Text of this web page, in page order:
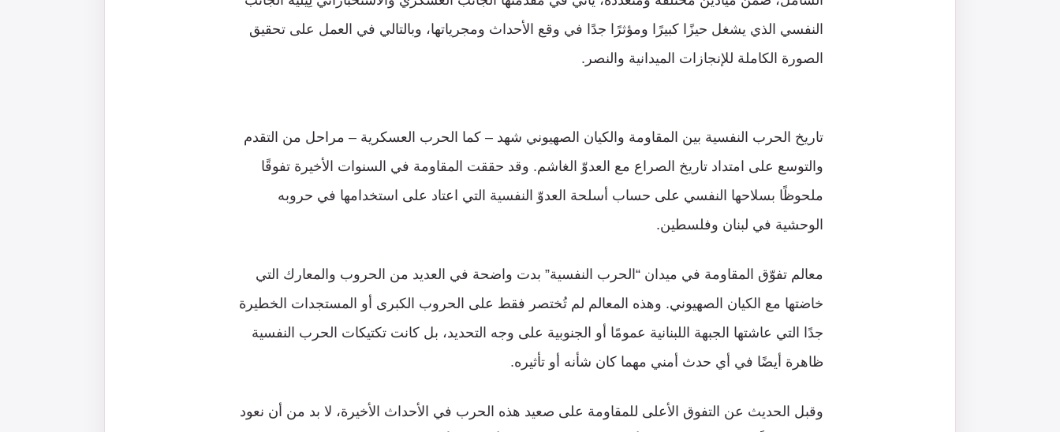
النفسي الذي يشغل حيزًا كبيرًا ومؤثرًا جدًا في وقع الأحداث ومجرياتها، وبالتالي في العمل على تحقيق
الصورة الكاملة للإنجازات الميدانية والنصر.
تاريخ الحرب النفسية بين المقاومة والكيان الصهيوني شهد – كما الحرب العسكرية – مراحل من التقدم
والتوسع على امتداد تاريخ الصراع مع العدوّ الغاشم. وقد حققت المقاومة في السنوات الأخيرة تفوقًا
ملحوظًا بسلاحها النفسي على حساب أسلحة العدوّ النفسية التي اعتاد على استخدامها في حروبه
الوحشية في لبنان وفلسطين.
معالم تفوّق المقاومة في ميدان “الحرب النفسية” بدت واضحة في العديد من الحروب والمعارك التي
خاضتها مع الكيان الصهيوني. وهذه المعالم لم تُختصر فقط على الحروب الكبرى أو المستجدات الخطيرة
جدًا التي عاشتها الجبهة اللبنانية عمومًا أو الجنوبية على وجه التحديد، بل كانت تكتيكات الحرب النفسية
ظاهرة أيضًا في أي حدث أمني مهما كان شأنه أو تأثيره.
وقبل الحديث عن التفوق الأعلى للمقاومة على صعيد هذه الحرب في الأحداث الأخيرة، لا بد من أن نعود